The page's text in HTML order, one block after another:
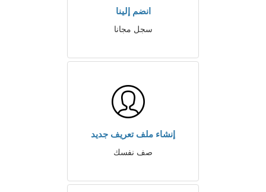
انضم إلينا
سجل مجانا
إنشاء ملف تعريف جديد
صف نفسك